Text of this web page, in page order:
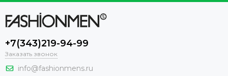
+7(343)219-94-99
Заказать звонок
info@fashionmens.ru